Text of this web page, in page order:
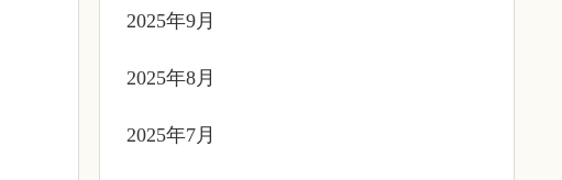
2025年9月
2025年8月
2025年7月